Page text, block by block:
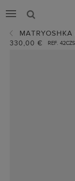
330,00 € REF.